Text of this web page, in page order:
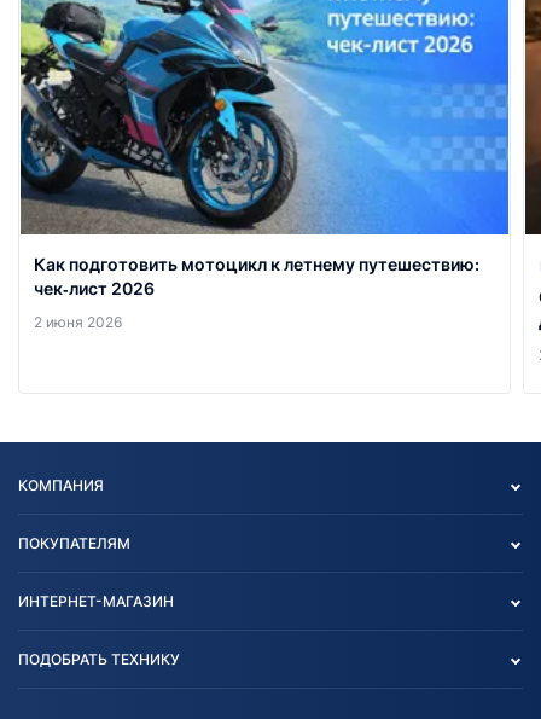
Как подготовить мотоцикл к летнему путешествию:
чек‑лист 2026
2 июня 2026
КОМПАНИЯ
Блог
ПОКУПАТЕЛЯМ
Согласие на обработку
ИНТЕРНЕТ-МАГАЗИН
Агротехника
ПОДОБРАТЬ ТЕХНИКУ